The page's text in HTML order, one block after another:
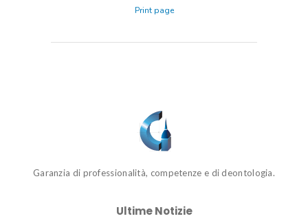
Print page
Garanzia di professionalità, competenze e di deontologia.
Ultime Notizie